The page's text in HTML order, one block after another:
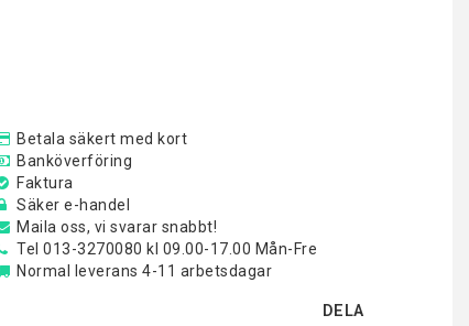
Betala säkert med kort
Banköverföring
Faktura
Säker e-handel
Maila oss, vi svarar snabbt!
Tel 013-3270080 kl 09.00-17.00 Mån-Fre
Normal leverans 4-11 arbetsdagar
DELA